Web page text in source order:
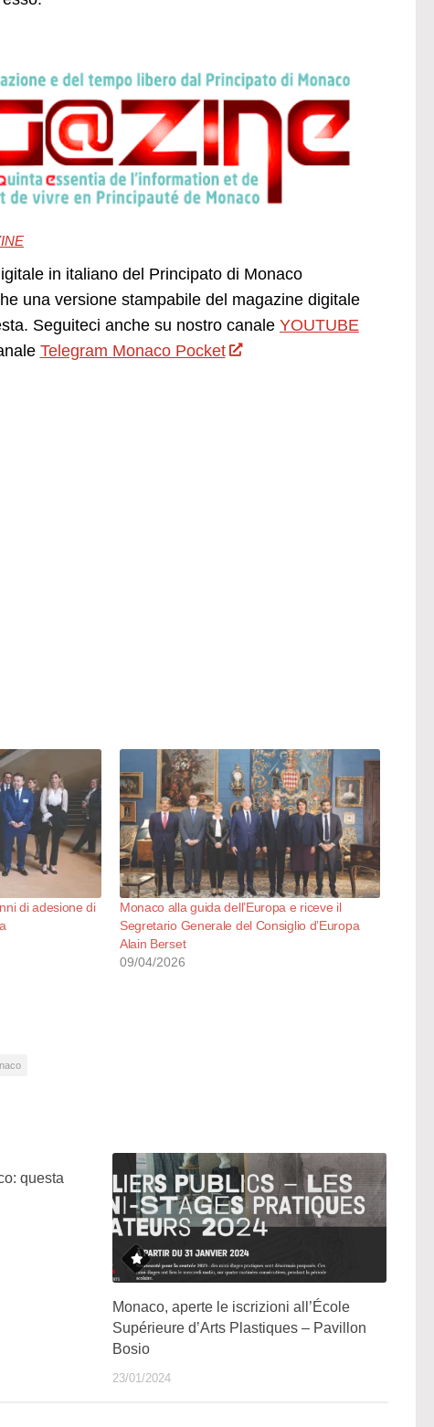
in italiano del Principato di Monaco
una versione stampabile del magazine digitale
Seguiteci anche su nostro canale YOUTUBE
Telegram Monaco Pocket
di adesione di
Monaco alla guida dell’Europa e riceve il
Segretario Generale del Consiglio d’Europa
Alain Berset
09/04/2026
questa
Monaco, aperte le iscrizioni all’École
Supérieure d’Arts Plastiques – Pavillon
Bosio
23/01/2024